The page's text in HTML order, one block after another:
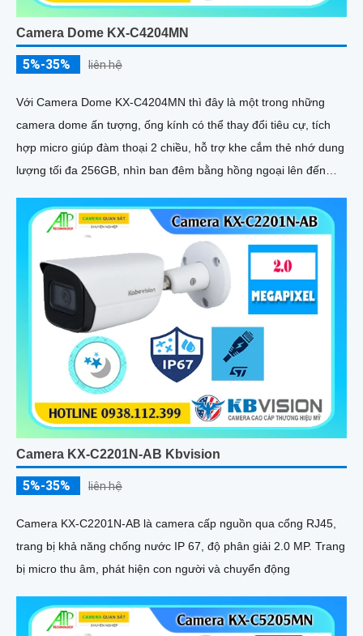
Camera Dome KX-C4204MN
5%-35% liên hệ
Với Camera Dome KX-C4204MN thì đây là một trong những
camera dome ấn tượng, ống kính có thể thay đổi tiêu cự, tích
hợp micro giúp đàm thoại 2 chiều, hỗ trợ khe cắm thẻ nhớ dung
lượng tối đa 256GB, nhìn ban đêm bằng hồng ngoại lên đến
Camera KX-C2201N-AB Kbvision
5%-35% liên hệ
Camera KX-C2201N-AB là camera cấp nguồn qua cổng RJ45,
trang bị khả năng chống nước IP 67, độ phân giải 2.0 MP. Trang
bị micro thu âm, phát hiện con người và chuyển động